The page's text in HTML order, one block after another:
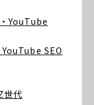
・YouTube
YouTube SEO
世代